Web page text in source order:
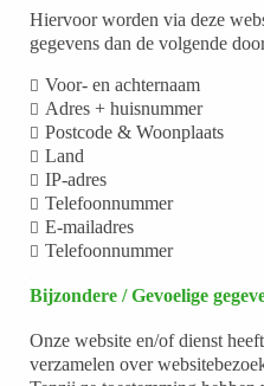
Hiervoor worden via deze
gegevens dan de volgende
Voor- en achternaam
Adres + huisnummer
Postcode & Woonplaats
Land
IP-adres
Telefoonnummer
E-mailadres
Telefoonnummer
Bijzondere / Gevoelige
Onze website en/of dienst
verzamelen over